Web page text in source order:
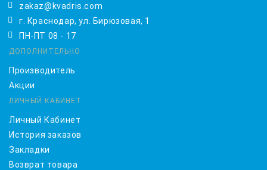
zakaz@kvadris.com
г. Краснодар, ул. Бирюзовая, 1
ПН-ПТ 08 - 17
ДОПОЛНИТЕЛЬНО
Производитель
Акции
ЛИЧНЫЙ КАБИНЕТ
Личный Кабинет
История заказов
Закладки
Возврат товара